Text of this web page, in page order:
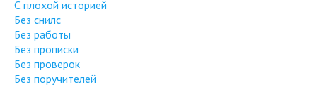
С плохой историей
Без снилс
Без работы
Без прописки
Без проверок
Без поручителей